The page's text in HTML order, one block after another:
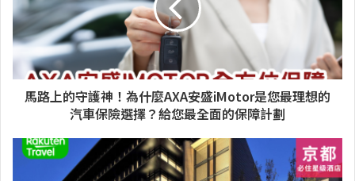
馬路上的守護神！為什麼AXA安盛iMotor是您最理想的
汽車保險選擇？給您最全面的保障計劃